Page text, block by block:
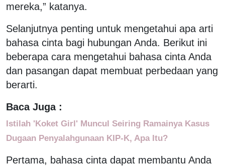
mereka,” katanya.
Selanjutnya penting untuk mengetahui apa arti
bahasa cinta bagi hubungan Anda. Berikut ini
beberapa cara mengetahui bahasa cinta Anda
dan pasangan dapat membuat perbedaan yang
berarti.
Baca Juga :
Istilah 'Koket Girl' Muncul Seiring Ramainya Kasus
Dugaan Penyalahgunaan KIP-K, Apa Itu?
Pertama, bahasa cinta dapat membantu Anda